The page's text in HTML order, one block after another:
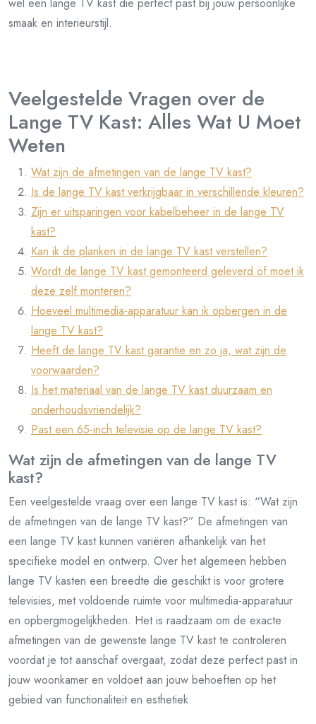
smaak en interieurstijl.
Veelgestelde Vragen over de
Lange TV Kast: Alles Wat U Moet
Weten
Wat zijn de afmetingen van de lange TV kast?
Is de lange TV kast verkrijgbaar in verschillende kleuren?
Zijn er uitsparingen voor kabelbeheer in de lange TV
kast?
Kan ik de planken in de lange TV kast verstellen?
Wordt de lange TV kast gemonteerd geleverd of moet ik
deze zelf monteren?
Hoeveel multimedia-apparatuur kan ik opbergen in de
lange TV kast?
Heeft de lange TV kast garantie en zo ja, wat zijn de
voorwaarden?
Is het materiaal van de lange TV kast duurzaam en
onderhoudsvriendelijk?
Past een 65-inch televisie op de lange TV kast?
Wat zijn de afmetingen van de lange TV
kast?
Een veelgestelde vraag over een lange TV kast is: “Wat zijn
de afmetingen van de lange TV kast?” De afmetingen van
een lange TV kast kunnen variëren afhankelijk van het
specifieke model en ontwerp. Over het algemeen hebben
lange TV kasten een breedte die geschikt is voor grotere
televisies, met voldoende ruimte voor multimedia-apparatuur
en opbergmogelijkheden. Het is raadzaam om de exacte
afmetingen van de gewenste lange TV kast te controleren
voordat je tot aanschaf overgaat, zodat deze perfect past in
jouw woonkamer en voldoet aan jouw behoeften op het
gebied van functionaliteit en esthetiek.